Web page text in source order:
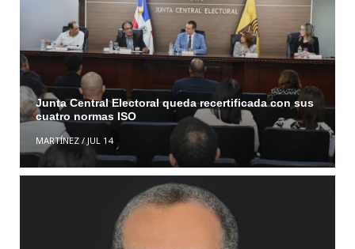
Junta Central Electoral queda recertificada con sus
cuatro normas ISO
MARTÍNEZ/JUL 14